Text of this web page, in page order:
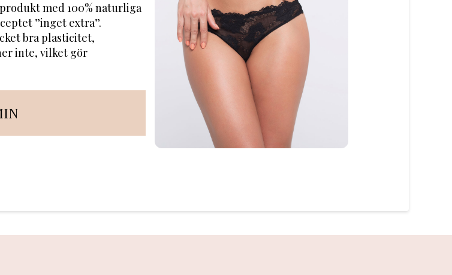
med 100% naturliga
”inget extra”.
bra plasticitet,
inte, vilket gör